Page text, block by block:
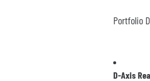
Portfolio
D-Axis